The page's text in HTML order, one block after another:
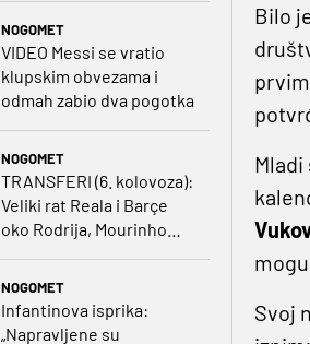
NOGOMET
VIDEO Messi se vratio
klupskim obvezama i
odmah zabio dva pogotka
NOGOMET
TRANSFERI (6. kolovoza):
Veliki rat Reala i Barçe
oko Rodrija, Mourinho
NOGOMET
Infantinova isprika:
„Napravljene su
Bilo
Svoj